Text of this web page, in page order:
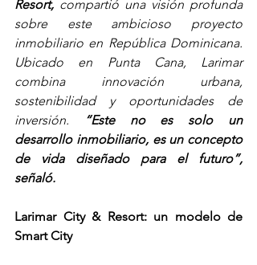
Resort, compartió una visión profunda
sobre este ambicioso proyecto
inmobiliario en República Dominicana.
Ubicado en Punta Cana, Larimar
combina innovación urbana,
sostenibilidad y oportunidades de
inversión.
“Este no es solo un
desarrollo inmobiliario, es un concepto
de vida diseñado para el futuro”,
señaló.
Larimar City & Resort: un modelo de
Smart City